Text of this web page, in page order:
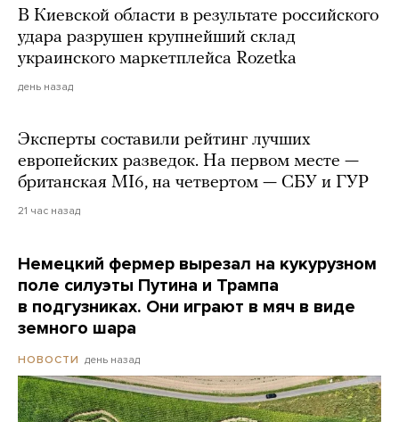
В Киевской области в результате российского
удара разрушен крупнейший склад
украинского маркетплейса Rozetka
день назад
Эксперты составили рейтинг лучших
европейских разведок. На первом месте —
британская MI6, на четвертом — СБУ и ГУР
21 час назад
Немецкий фермер вырезал на кукурузном
поле силуэты Путина и Трампа
в подгузниках. Они играют в мяч в виде
земного шара
НОВОСТИ день назад